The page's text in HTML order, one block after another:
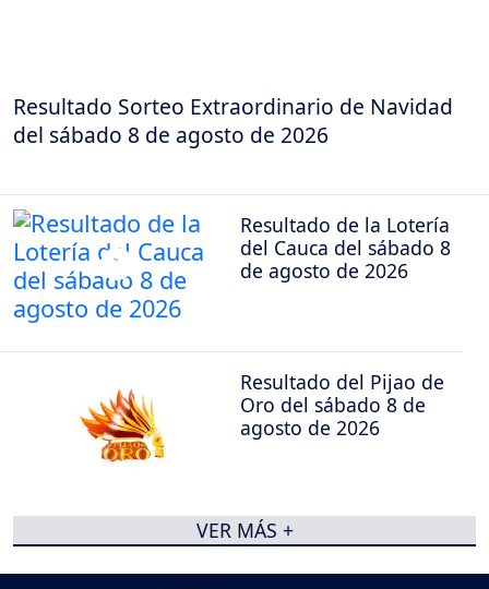
Resultado Sorteo Extraordinario de Navidad
del sábado 8 de agosto de 2026
Resultado de la Lotería
del Cauca del sábado 8
de agosto de 2026
Resultado del Pijao de
Oro del sábado 8 de
agosto de 2026
VER MÁS +